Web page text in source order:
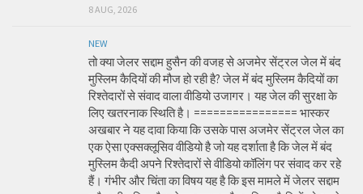
8 AUG, 2026
NEW
तो क्या जेलर सद्दाम हुसैन की वजह से अजमेर सेंट्रल जेल में बंद
मुस्लिम कैदियों की मौज हो रही है? जेल में बंद मुस्लिम कैदियों का
रिश्तेदारों से संवाद वाला वीडियो उजागर। यह जेल की सुरक्षा के
लिए खतरनाक स्थिति है। ================ भास्कर
अखबार ने यह दावा किया कि उसके पास अजमेर सेंट्रल जेल का
एक ऐसा एक्सक्लूसिव वीडियो है जो यह दर्शाता है कि जेल में बंद
मुस्लिम कैदी अपने रिश्तेदारों से वीडियो कॉलिंग पर संवाद कर रहे
हैं। गंभीर और चिंता का विषय यह है कि इस मामले में जेलर सद्दाम